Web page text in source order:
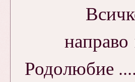
Родолюбие